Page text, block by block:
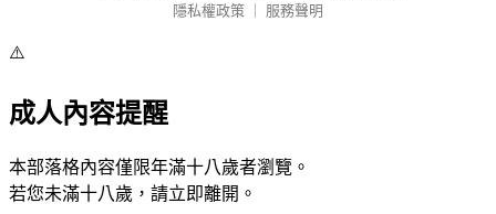
隱私權政策
服務聲明
⚠️
成人內容提醒
本部落格內容僅限年滿十八歲者瀏覽。
若您未滿十八歲，請立即離開。